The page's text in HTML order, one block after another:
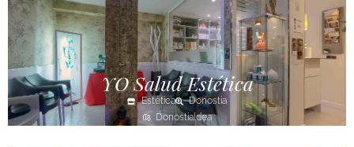
YO Salud Estética
Estética
Donostia
Donostialdea